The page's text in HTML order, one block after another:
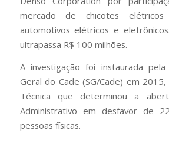
mercado de chicotes elétricos
automotivos elétricos e
ultrapassa R$ 100 milhões.
A investigação foi instaurada pela
Geral do Cade (SG/Cade) em
Técnica que determinou a
Administrativo em desfavor de
pessoas físicas.